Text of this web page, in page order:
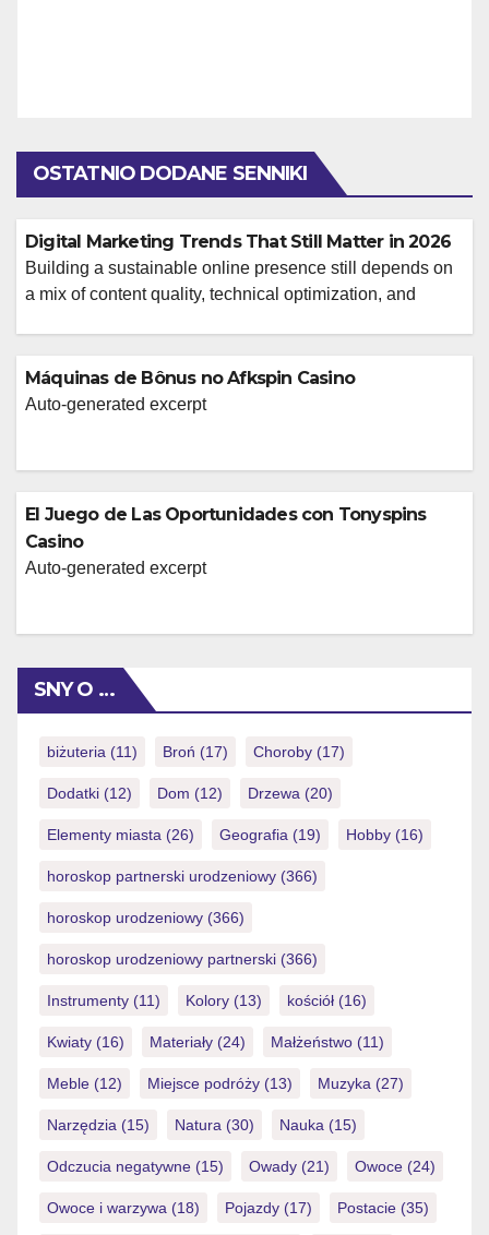
OSTATNIO DODANE SENNIKI
Digital Marketing Trends That Still Matter in 2026
Building a sustainable online presence still depends on
a mix of content quality, technical optimization, and
sooner or later, which is why a balanced strategy
remains the safer long-term choice. For teams reviewing
Máquinas de Bônus no Afkspin Casino
Auto-generated excerpt
El Juego de Las Oportunidades con Tonyspins
Casino
Auto-generated excerpt
SNY O …
biżuteria (11) Broń (17) Choroby (17)
Dodatki (12) Dom (12) Drzewa (20)
Elementy miasta (26) Geografia (19) Hobby (16)
horoskop partnerski urodzeniowy (366)
horoskop urodzeniowy (366)
horoskop urodzeniowy partnerski (366)
Instrumenty (11) Kolory (13) kościół (16)
Kwiaty (16) Materiały (24) Małżeństwo (11)
Meble (12) Miejsce podróży (13) Muzyka (27)
Narzędzia (15) Natura (30) Nauka (15)
Odczucia negatywne (15) Owady (21) Owoce (24)
Owoce i warzywa (18) Pojazdy (17) Postacie (35)